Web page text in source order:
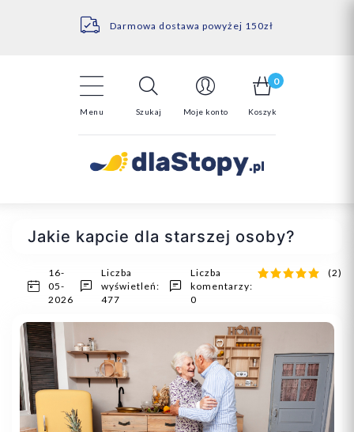
Darmowa dostawa powyżej 150zł
14 Dni na darmowy zwrot*
Menu Szukaj Moje konto
0
Koszyk
Jakie kapcie dla starszej osoby?
16-
05-
2026
Liczba
wyświetleń:
477
Liczba
komentarzy:
0
(2)